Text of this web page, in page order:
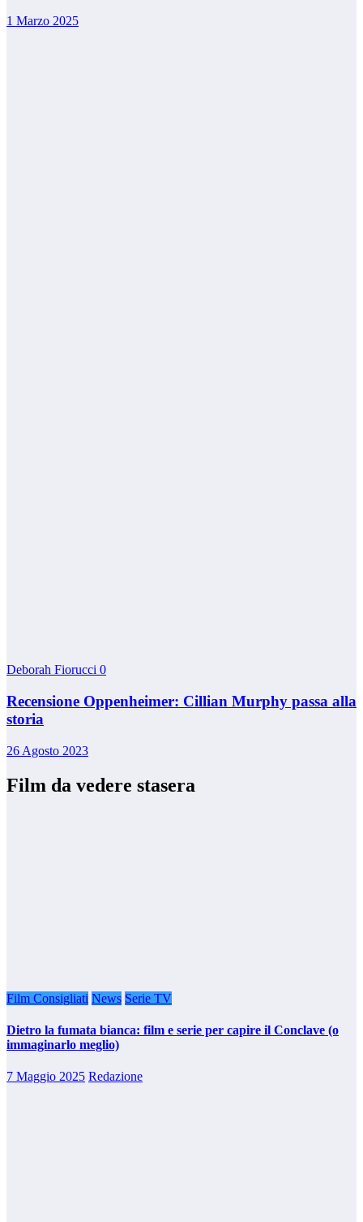
1 Marzo 2025
Deborah Fiorucci 0
Recensione Oppenheimer: Cillian Murphy passa alla
storia
26 Agosto 2023
Film da vedere stasera
Film Consigliati News Serie TV
Dietro la fumata bianca: film e serie per capire il Conclave (o
immaginarlo meglio)
7 Maggio 2025 Redazione